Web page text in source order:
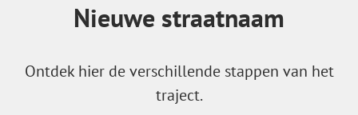
Nieuwe straatnaam
Ontdek hier de verschillende stappen van het
traject.